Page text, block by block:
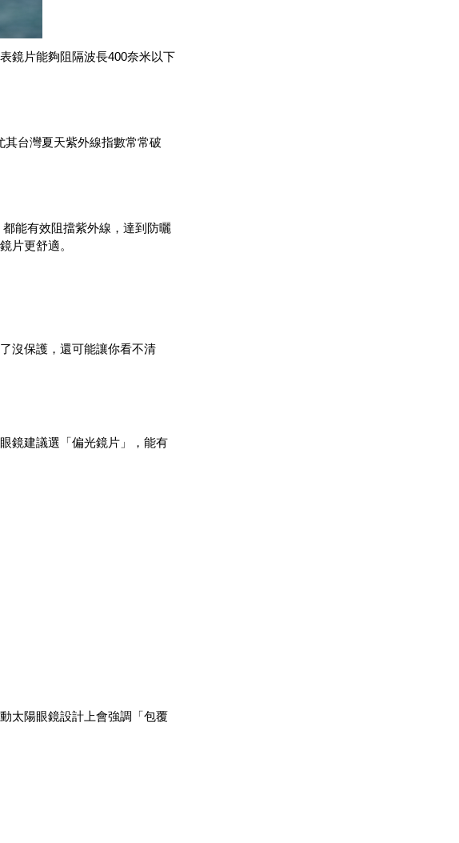
鏡片能夠阻隔波長400奈米以下
其台灣夏天紫外線指數常常破
能有效阻擋紫外線，達到防曬
片更舒適。
沒保護，還可能讓你看不清
鏡建議選「偏光鏡片」，能有
太陽眼鏡設計上會強調「包覆